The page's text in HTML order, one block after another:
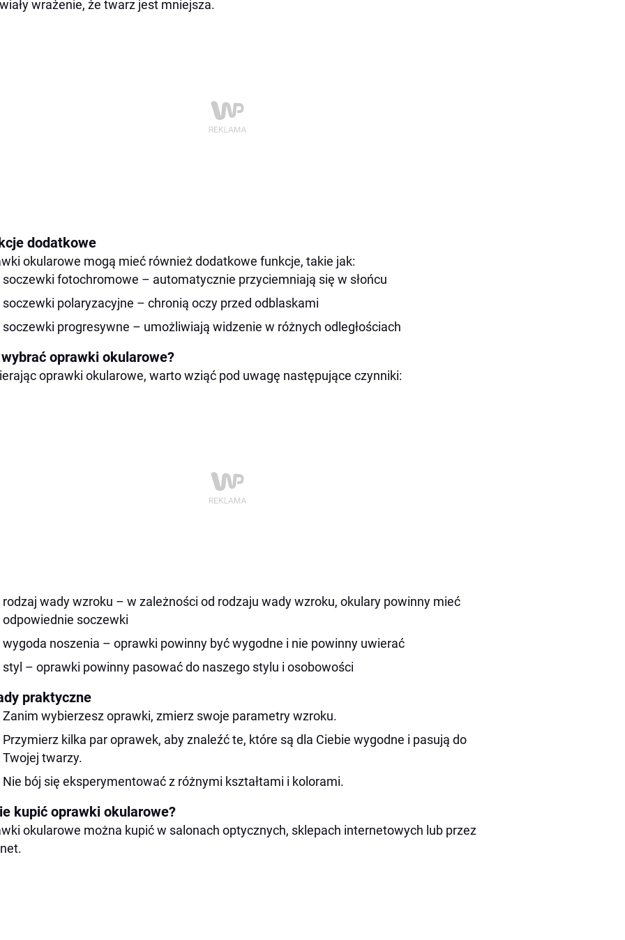
wrażenie, że twarz jest mniejsza.
dodatkowe
okularowe mogą mieć również dodatkowe funkcje, takie jak:
soczewki fotochromowe – automatycznie przyciemniają się w słońcu
soczewki polaryzacyjne – chronią oczy przed odblaskami
soczewki progresywne – umożliwiają widzenie w różnych odległościach
oprawki okularowe?
oprawki okularowe, warto wziąć pod uwagę następujące czynniki:
rodzaj wady wzroku – w zależności od rodzaju wady wzroku, okulary powinny mieć
odpowiednie soczewki
wygoda noszenia – oprawki powinny być wygodne i nie powinny uwierać
styl – oprawki powinny pasować do naszego stylu i osobowości
praktyczne
Zanim wybierzesz oprawki, zmierz swoje parametry wzroku.
Przymierz kilka par oprawek, aby znaleźć te, które są dla Ciebie wygodne i pasują do
Twojej twarzy.
Nie bój się eksperymentować z różnymi kształtami i kolorami.
kupić oprawki okularowe?
okularowe można kupić w salonach optycznych, sklepach internetowych lub przez